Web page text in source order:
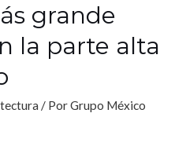
grande
la parte alta
/ PorGrupo México